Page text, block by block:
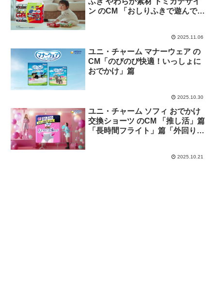
ン のCM 「おしりふきで遊んでみ
2025.11.06
ユニ・チャーム マナーウェア の
CM「のびのび快適！いっしょに
おでかけ」篇
2025.10.30
ユニ・チャーム ソフィ おでかけ
交換ショーツ のCM 「推し活」篇
「長時間フライト」篇「外回り」
2025.10.21